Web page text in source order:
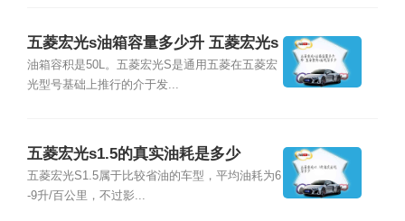
五菱宏光s油箱容量多少升 五菱宏光s
油耗是多少
油箱容积是50L。五菱宏光S是通用五菱在五菱宏
光型号基础上推行的介于发...
五菱宏光s1.5的真实油耗是多少
五菱宏光S1.5属于比较省油的车型，平均油耗为6
-9升/百公里，不过影...